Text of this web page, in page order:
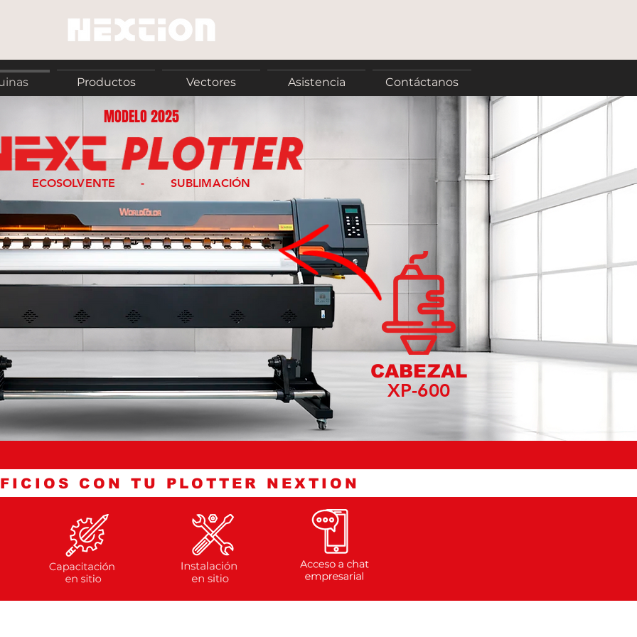
Contáctanos
Asistencia
Vectores
Productos
MODELO 2025
ECOSOLVENTE - SUBLIMACIÓN
CABEZAL
XP-600
CON TU PLOTTER NEXTION